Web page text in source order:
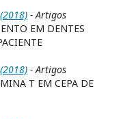
- Artigos
EM DENTES
- Artigos
T EM CEPA DE